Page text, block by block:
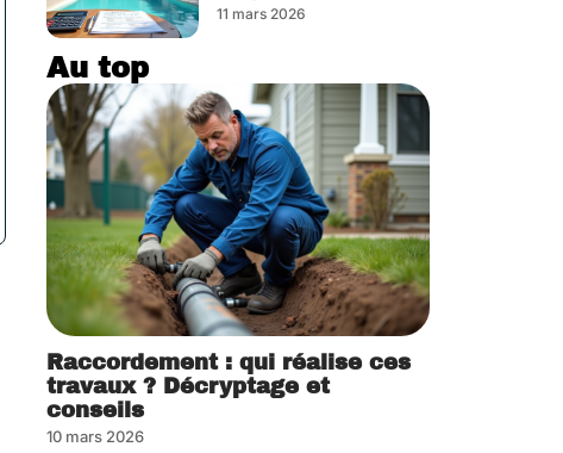
11 mars 2026
Au top
Raccordement : qui réalise ces
travaux ? Décryptage et
conseils
10 mars 2026